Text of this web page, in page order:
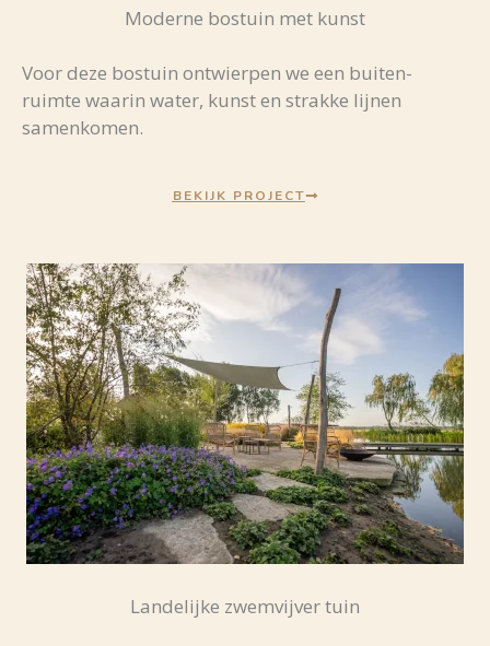
Moderne bostuin met kunst
Voordeze bostuin ontwierpen we een buiten-
ruimte waarin water, kunsten strakke lijnen
samenkomen.
BEKIJK PROJECT
Landelijke zwemvijver tuin